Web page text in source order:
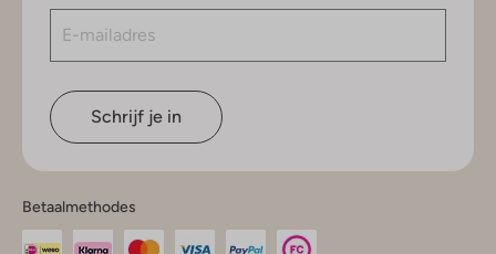
Schrijf je in
Betaalmethodes